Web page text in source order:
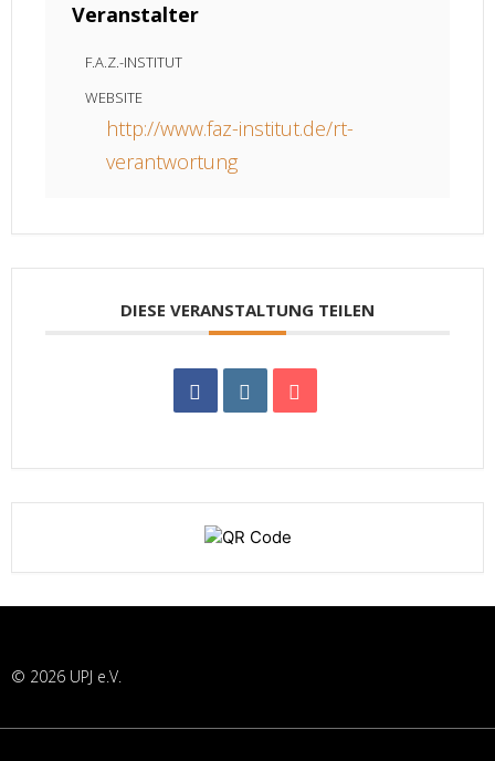
Veranstalter
F.A.Z.-INSTITUT
WEBSITE
http://www.faz-institut.de/rt-
verantwortung
DIESE VERANSTALTUNG TEILEN
© 2026 UPJ e.V.